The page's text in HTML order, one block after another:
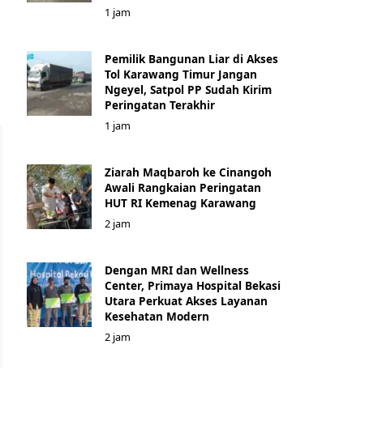
1 jam
Pemilik Bangunan Liar di Akses
Tol Karawang Timur Jangan
Ngeyel, Satpol PP Sudah Kirim
Peringatan Terakhir
1 jam
Ziarah Maqbaroh ke Cinangoh
Awali Rangkaian Peringatan
HUT RI Kemenag Karawang
2 jam
Dengan MRI dan Wellness
Center, Primaya Hospital Bekasi
Utara Perkuat Akses Layanan
Kesehatan Modern
2 jam